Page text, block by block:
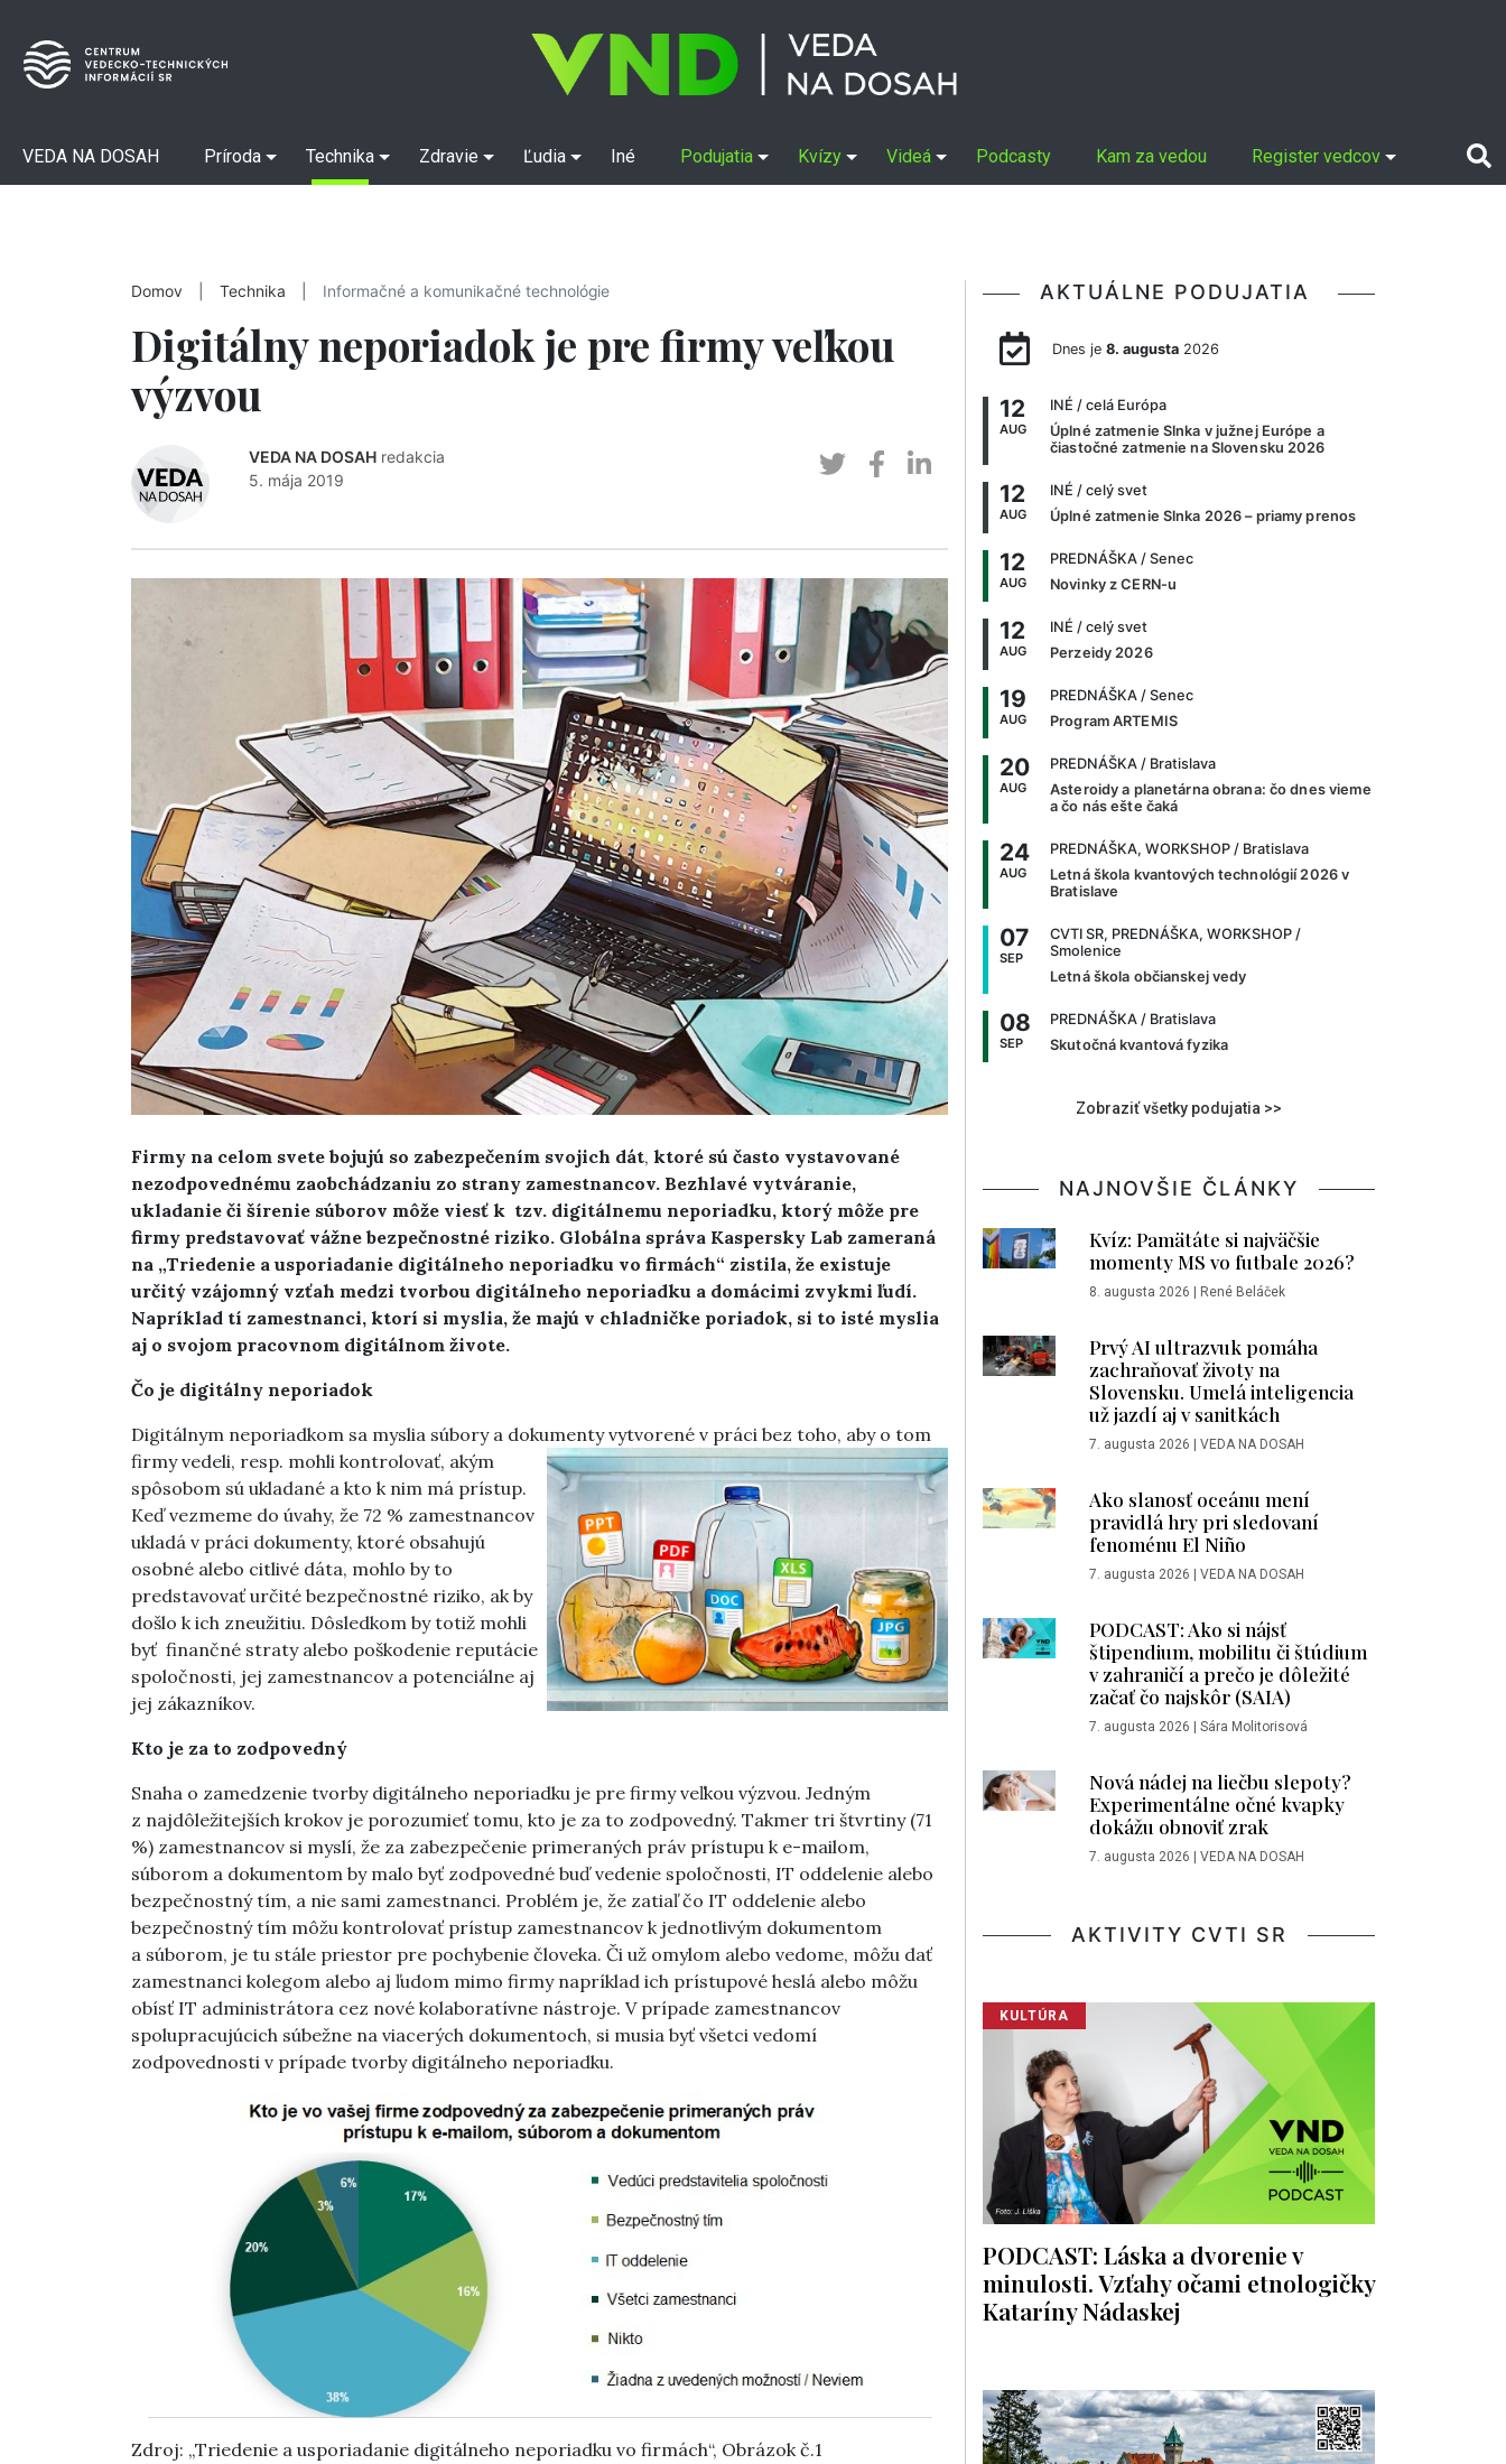
VEDA NA DOSAH Príroda Technika Zdravie Ľudia Iné Podujatia Kvízy Videá Podcasty Kam za vedou Register vedcov
Domov Technika Informačné a komunikačné technológie
Digitálny neporiadok je pre firmy veľkou
výzvou
VEDA NA DOSAH redakcia
5. mája 2019
Firmy na celom svete bojujú so zabezpečením svojich dát, ktoré sú často vystavované
nezodpovednému zaobchádzaniu zo strany zamestnancov. Bezhlavé vytváranie,
ukladanie či šírenie súborov môže viesť k tzv. digitálnemu neporiadku, ktorý môže pre
firmy predstavovať vážne bezpečnostné riziko. Globálna správa Kaspersky Lab zameraná
na „Triedenie a usporiadanie digitálneho neporiadku vo firmách“ zistila, že existuje
určitý vzájomný vzťah medzi tvorbou digitálneho neporiadku a domácimi zvykmi ľudí.
Napríklad tí zamestnanci, ktorí si myslia, že majú v chladničke poriadok, si to isté myslia
aj o svojom pracovnom digitálnom živote.
Čo je digitálny neporiadok
Digitálnym neporiadkom sa myslia súbory a dokumenty vytvorené v práci bez toho, aby o tom
firmy vedeli, resp. mohli kontrolovať, akým
spôsobom sú ukladané a kto k nim má prístup.
Keď vezmeme do úvahy, že 72 % zamestnancov
ukladá v práci dokumenty, ktoré obsahujú
osobné alebo citlivé dáta, mohlo by to
predstavovať určité bezpečnostné riziko, ak by
došlo k ich zneužitiu. Dôsledkom by totiž mohli
byť finančné straty alebo poškodenie reputácie
spoločnosti, jej zamestnancov a potenciálne aj
jej zákazníkov.
Kto je za to zodpovedný
Snaha o zamedzenie tvorby digitálneho neporiadku je pre firmy veľkou výzvou. Jedným
z najdôležitejších krokov je porozumieť tomu, kto je za to zodpovedný. Takmer tri štvrtiny (71
%) zamestnancov si myslí, že za zabezpečenie primeraných práv prístupu k e-mailom,
súborom a dokumentom by malo byť zodpovedné buď vedenie spoločnosti, IT oddelenie alebo
bezpečnostný tím, a nie sami zamestnanci. Problém je, že zatiaľ čo IT oddelenie alebo
bezpečnostný tím môžu kontrolovať prístup zamestnancov k jednotlivým dokumentom
a súborom, je tu stále priestor pre pochybenie človeka. Či už omylom alebo vedome, môžu dať
zamestnanci kolegom alebo aj ľudom mimo firmy napríklad ich prístupové heslá alebo môžu
obísť IT administrátora cez nové kolaboratívne nástroje. V prípade zamestnancov
spolupracujúcich súbežne na viacerých dokumentoch, si musia byť všetci vedomí
zodpovednosti v prípade tvorby digitálneho neporiadku.
Zdroj: „Triedenie a usporiadanie digitálneho neporiadku vo firmách“, Obrázok č.1
AKTUÁLNE PODUJATIA
Dnes je 8. augusta2026
12
AUG
INÉ / celá Európa
Úplné zatmenie Slnka v južnej Európe a
čiastočné zatmenie na Slovensku 2026
12
AUG
INÉ / celý svet
Úplné zatmenie Slnka 2026 – priamy prenos
12
AUG
PREDNÁŠKA / Senec
Novinky z CERN-u
12
AUG
INÉ / celý svet
Perzeidy 2026
19
AUG
PREDNÁŠKA / Senec
Program ARTEMIS
20
AUG
PREDNÁŠKA / Bratislava
Asteroidy a planetárna obrana: čo dnes vieme
a čo nás ešte čaká
24
AUG
PREDNÁŠKA, WORKSHOP / Bratislava
Letná škola kvantových technológií 2026 v
Bratislave
07
SEP
CVTI SR, PREDNÁŠKA, WORKSHOP /
Smolenice
Letná škola občianskej vedy
08
SEP
PREDNÁŠKA / Bratislava
Skutočná kvantová fyzika
Zobraziť všetky podujatia >>
NAJNOVŠIE ČLÁNKY
Kvíz: Pamätáte si najväčšie
momenty MS vo futbale 2026?
8. augusta 2026 | René Beláček
Prvý AI ultrazvuk pomáha
zachraňovať životy na
Slovensku. Umelá inteligencia
už jazdí aj v sanitkách
7. augusta 2026 | VEDA NA DOSAH
Ako slanosť oceánu mení
pravidlá hry pri sledovaní
fenoménu El Niño
7. augusta 2026 | VEDA NA DOSAH
PODCAST: Ako si nájsť
štipendium, mobilitu či štúdium
v zahraničí a prečo je dôležité
začať čo najskôr (SAIA)
7. augusta 2026 | Sára Molitorisová
Nová nádej na liečbu slepoty?
Experimentálne očné kvapky
dokážu obnoviť zrak
7. augusta 2026 | VEDA NA DOSAH
AKTIVITY CVTI SR
KULTÚRA
PODCAST: Láska a dvorenie v
minulosti. Vzťahy očami etnologičky
Kataríny Nádaskej